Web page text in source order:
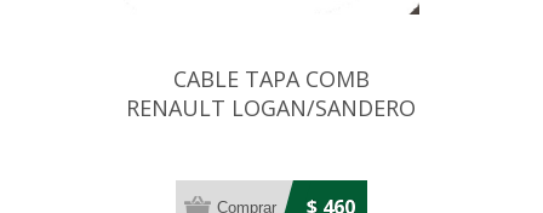
CABLE TAPA COMB
RENAULT LOGAN/SANDERO
$ 460